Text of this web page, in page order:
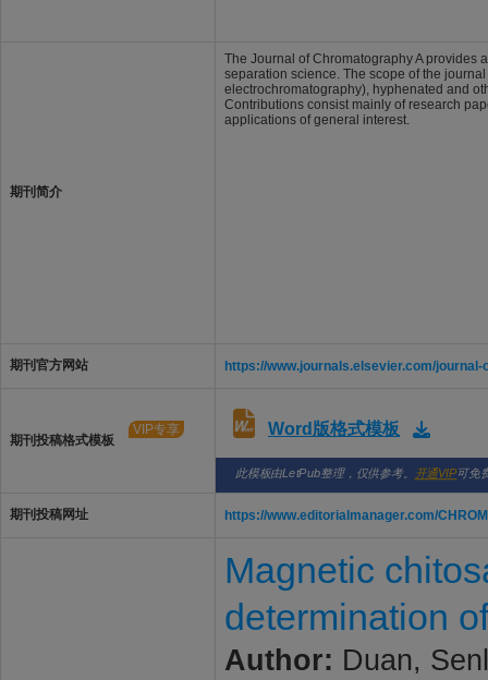
期刊简介
The Journal of Chromatography A provides
separation science. The scope of the
electrochromatography), hyphenated and
Contributions consist mainly of research
applications of general interest.
期刊官方网站 https://www.journals.elsevier.com/
期刊投稿格式模板
VIP专享 Word版格式模板
此模板由LetPub整理，仅供参考。 开通VIP可免
期刊投稿网址 https://www.editorialmanager.com/
Magnetic
determination
Author: Duan,